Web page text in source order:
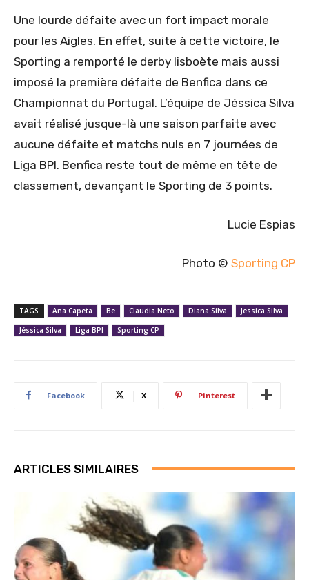
Une lourde défaite avec un fort impact morale
pour les Aigles. En effet, suite à cette victoire, le
Sporting a remporté le derby lisboète mais aussi
imposé la première défaite de Benfica dans ce
Championnat du Portugal. L’équipe de Jéssica Silva
avait réalisé jusque-là une saison parfaite avec
aucune défaite et matchs nuls en 7 journées de
Liga BPI. Benfica reste tout de même en tête de
classement, devançant le Sporting de 3 points.
Lucie Espias
Photo © Sporting CP
TAGS Ana Capeta Be Claudia Neto Diana Silva
Jessica Silva
Jéssica Silva
Liga BPI Sporting CP
Facebook X Pinterest
ARTICLES SIMILAIRES